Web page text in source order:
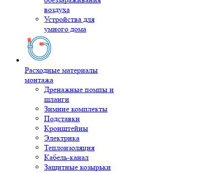
воздуха
Устройства для
умного дома
Расходные материалы
монтажа
Дренажные помпы и
шланги
Зимние комплекты
Подставки
Кронштейны
Электрика
Теплоизоляция
Кабель-канал
Защитные козырьки